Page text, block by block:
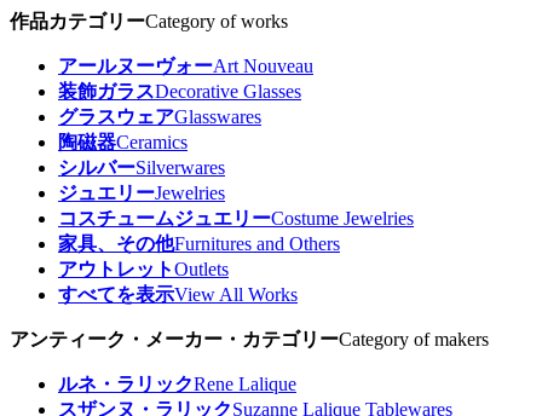
作品カテゴリーCategory of works
アールヌーヴォーArt Nouveau
装飾ガラスDecorative Glasses
グラスウェアGlasswares
陶磁器Ceramics
シルバーSilverwares
ジュエリーJewelries
コスチュームジュエリーCostume Jewelries
家具、その他Furnitures and Others
アウトレットOutlets
すべてを表示View All Works
アンティーク・メーカー・カテゴリーCategory of makers
ルネ・ラリックRene Lalique
スザンヌ・ラリックSuzanne Lalique Tablewares